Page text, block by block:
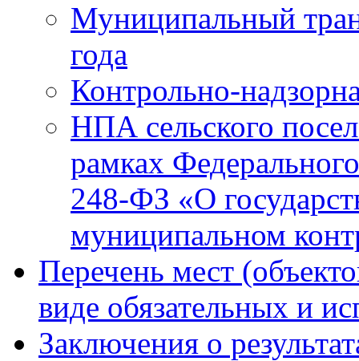
Муниципальный
года
Контрольно-
НПА сельского
рамках
248-ФЗ «О
муниципальном
Перечень мест
виде обязательных и
Заключения о